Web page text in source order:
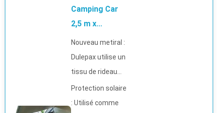
Camping Car
2,5 m x...
Nouveau metiral :
Dulepax utilise un
tissu de rideau...
Protection solaire
: Utilisé comme